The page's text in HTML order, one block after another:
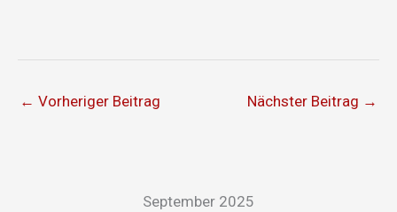
← Vorheriger Beitrag Nächster Beitrag →
September 2025